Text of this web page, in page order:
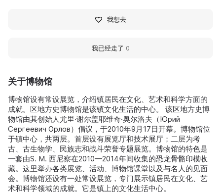
关于博物馆
博物馆设有常设展览，介绍镇居民在文化、艺术和科学方面的
成就。区地方史博物馆是该镇文化生活的中心。 该区地方史博
物馆由其创始人尤里·谢尔盖耶维奇·奥尔洛夫（Юрий
Сергеевич Орлов）倡议，于2010年9月17日开幕。博物馆位
于镇中心，共两层。首层设有展览厅和技术展厅；二层为考
古、古生物学、民族志和战斗荣誉专题展览。博物馆的特色是
一套由S. M. 西尼察在2010—2014年间收集的恐龙骨骼印模收
藏。这里举办各类展览、活动、博物馆课堂以及与名人的见面
会。博物馆还设有一处常设展览，专门展示镇居民在文化、艺
术和科学领域的成就。它是镇上的文化生活中心。
我想去
我已经走了 0